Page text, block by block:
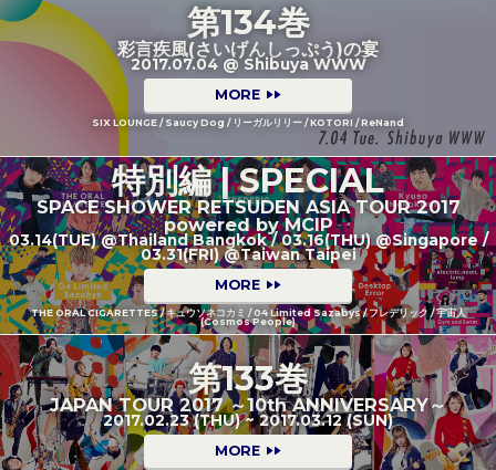
第134巻
彩言疾風(さいげんしっぷう)の宴
2017.07.04 @ Shibuya WWW
MORE
SIX LOUNGE / Saucy Dog / リーガルリリー / KOTORI / ReNand
特別編 | SPECIAL
SPACE SHOWER RETSUDEN ASIA TOUR 2017
powered by MCIP
03.14(TUE) @Thailand Bangkok / 03.16(THU) @Singapore /
03.31(FRI) @Taiwan Taipei
MORE
THE ORAL CIGARETTES / キュウソネコカミ / 04 Limited Sazabys / フレデリック / 宇宙人
(Cosmos People)
第133巻
JAPAN TOUR 2017 ～10th ANNIVERSARY～
2017.02.23 (THU) ~ 2017.03.12 (SUN)
MORE